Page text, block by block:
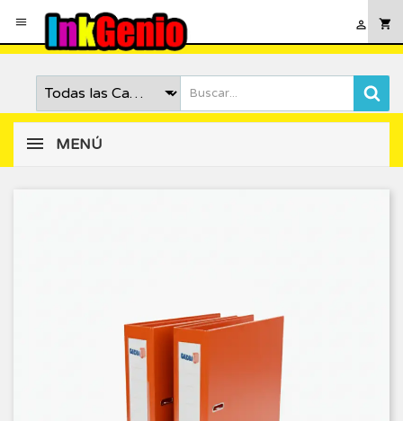
 shopping_cart

MENÚ